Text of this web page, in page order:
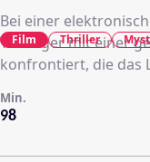
Bei einer
Teenager mit einer
konfrontiert, die das
98
Min.
Film Thriller